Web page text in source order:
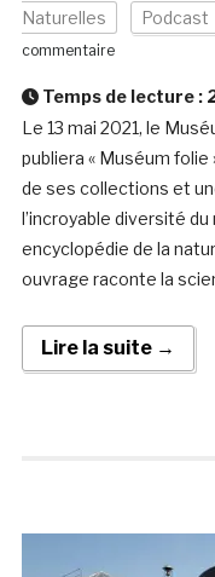
Naturelles Podcast
commentaire
Temps de lecture :
Le 13 mai 2021, le
publiera « Muséum folie
de ses collections et
l’incroyable diversité
encyclopédie de la
ouvrage raconte la
Lire la suite →